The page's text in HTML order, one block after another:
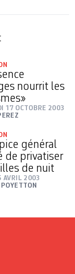
nourrit les
17 OCTOBRE 2003
général
de privatiser
de nuit
AVRIL 2003